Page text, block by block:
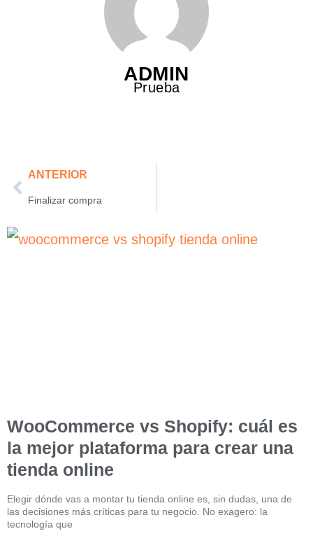
ADMIN
Prueba
ANTERIOR
Finalizar compra
WooCommerce vs Shopify: cuál es
la mejor plataforma para crear una
tienda online
Elegir dónde vas a montar tu tienda online es, sin dudas, una de
las decisiones más críticas para tu negocio. No exagero: la
tecnología que